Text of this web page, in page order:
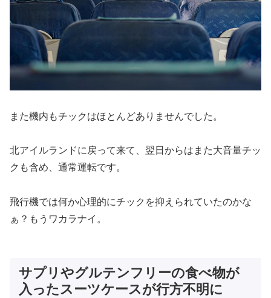
また機内もチックはほとんどありませんでした。
北アイルランドに戻って来て、翌日からはまた大音量チッ
クも含め、通常運転です。
飛行機では何か心理的にチックを抑えられていたのかな
ぁ？もうワカラナイ。
サプリやグルテンフリーの食べ物が
入ったスーツケースが行方不明に